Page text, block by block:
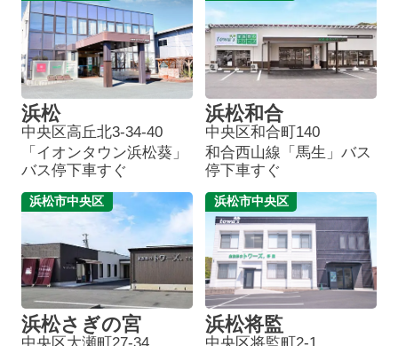
浜松
中央区高丘北3-34-40
「イオンタウン浜松葵」
バス停下車すぐ
浜松和合
中央区和合町140
和合西山線「馬生」バス
停下車すぐ
浜松市中央区
浜松さぎの宮
中央区大瀬町27-34
浜松市中央区
浜松将監
中央区将監町2-1